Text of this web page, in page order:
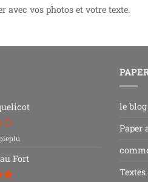
avec vos photos et votre texte.
Fort
le
Paper